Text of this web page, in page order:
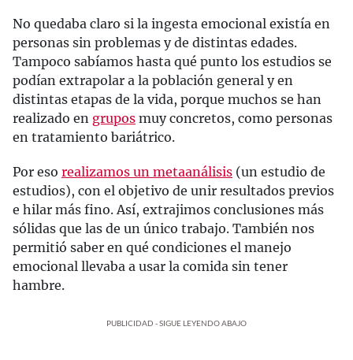
No quedaba claro si la ingesta emocional existía en
personas sin problemas y de distintas edades.
Tampoco sabíamos hasta qué punto los estudios se
podían extrapolar a la población general y en
distintas etapas de la vida, porque muchos se han
realizado en grupos muy concretos, como personas
en tratamiento bariátrico.
Por eso realizamos un metaanálisis (un estudio de
estudios), con el objetivo de unir resultados previos
e hilar más fino. Así, extrajimos conclusiones más
sólidas que las de un único trabajo. También nos
permitió saber en qué condiciones el manejo
emocional llevaba a usar la comida sin tener
hambre.
PUBLICIDAD - SIGUE LEYENDO ABAJO